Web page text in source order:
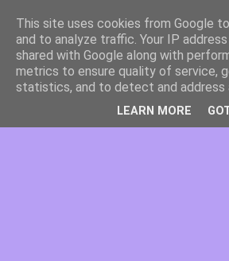
This site uses cookies from Google
and to analyze traffic. Your IP
shared with Google along with
metrics to ensure quality of service,
statistics, and to detect and address
LEARN MORE